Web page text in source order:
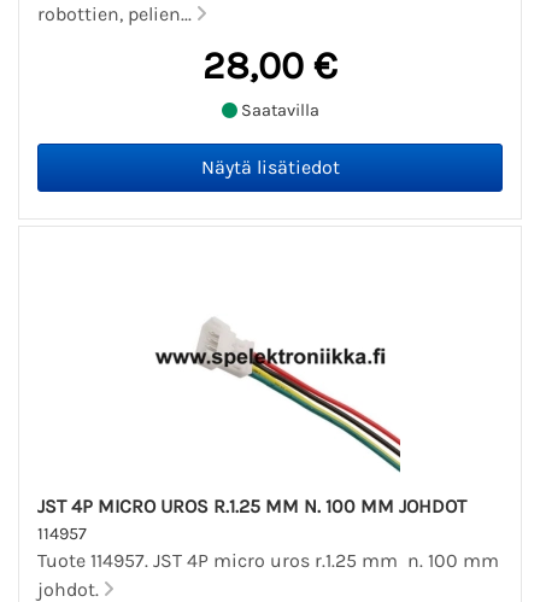
robottien, pelien...
28,00 €
Saatavilla
JST 4P MICRO UROS R.1.25 MM N. 100 MM JOHDOT
114957
Tuote 114957. JST 4P micro uros r.1.25 mm n. 100 mm
johdot.